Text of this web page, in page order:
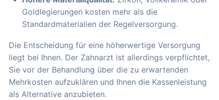
Goldlegierungen kosten mehr als die
Standardmaterialien der Regelversorgung.
Die Entscheidung für eine höherwertige Versorgung
liegt bei Ihnen. Der Zahnarzt ist allerdings verpflichtet,
Sie vor der Behandlung über die zu erwartenden
Mehrkosten aufzuklären und Ihnen die Kassenleistung
als Alternative anzubieten.